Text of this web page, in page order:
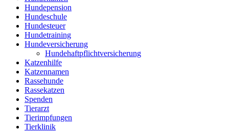
Hundepension
Hundeschule
Hundesteuer
Hundetraining
Hundeversicherung
Hundehaftpflichtversicherung
Katzenhilfe
Katzennamen
Rassehunde
Rassekatzen
Spenden
Tierarzt
Tierimpfungen
Tierklinik